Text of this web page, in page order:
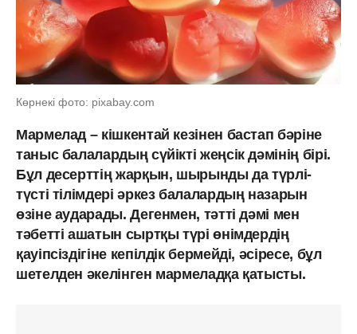
Көрнекі фото: pixabay.com
Мармелад – кішкентай кезінен бастап бәріне
таныс балалардың сүйікті жеңсік дәмінің бірі.
Бұл десерттің жарқын, шырынды да түрлі-
түсті тілімдері әркез балалардың назарын
өзіне аударады. Дегенмен, тәтті дәмі мен
тәбетті ашатын сыртқы түрі өнімдердің
қауіпсіздігіне кепілдік бермейді, әсіресе, бұл
шетелден әкелінген мармеладқа қатысты.